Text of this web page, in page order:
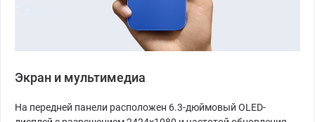
Экран и мультимедиа
На передней панели расположен 6.3-дюймовый OLED-